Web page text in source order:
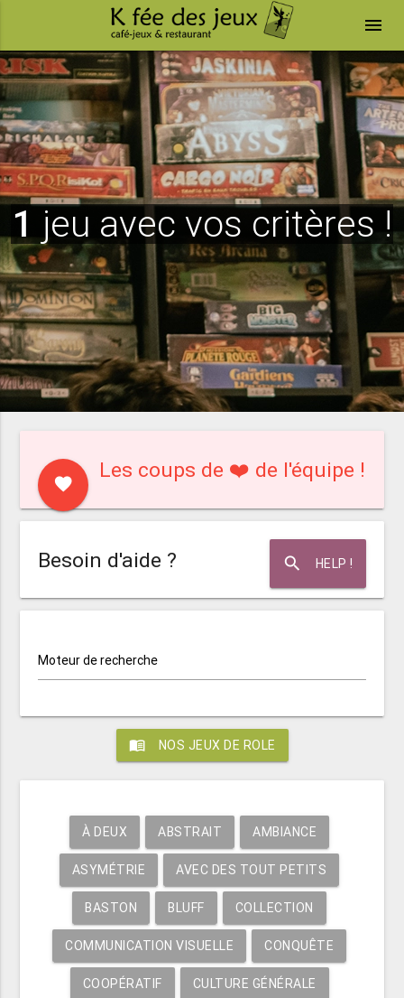
menu
1 jeu avec vos critères !
favorite
Les coups de ❤️ de l'équipe !
search HELP !
Besoin d'aide ?
Moteur de recherche
menu_book NOS JEUX DE ROLE
À DEUX ABSTRAIT AMBIANCE
ASYMÉTRIE AVEC DES TOUT PETITS
BASTON BLUFF COLLECTION
COMMUNICATION VISUELLE CONQUÊTE
COOPÉRATIF CULTURE GÉNÉRALE